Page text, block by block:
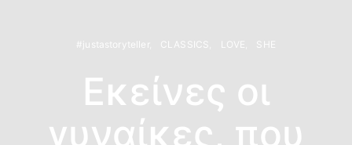
#justastoryteller CLASSICS LOVE SHE
Εκείνες οι
γυναίκες, που